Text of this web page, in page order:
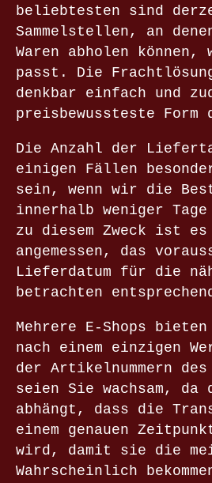
beliebtesten sind
Sammelstellen, an
Waren abholen können,
passt. Die
denkbar einfach und
preisbewussteste Form
Die Anzahl der
einigen Fällen
sein, wenn wir die
innerhalb weniger
zu diesem Zweck ist
angemessen, das
Lieferdatum für die
betrachten
Mehrere E-Shops
nach einem einzigen
der Artikelnummern
seien Sie wachsam, da
abhängt, dass die
einem genauen
wird, damit sie die
Wahrscheinlich